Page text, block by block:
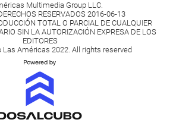
Multimedia Group LLC.
RESERVADOS 2016-06-13
TOTAL O PARCIAL DE CUALQUIER
SIN LA AUTORIZACIÓN EXPRESA DE LOS
EDITORES
Las Américas 2022. All rights reserved